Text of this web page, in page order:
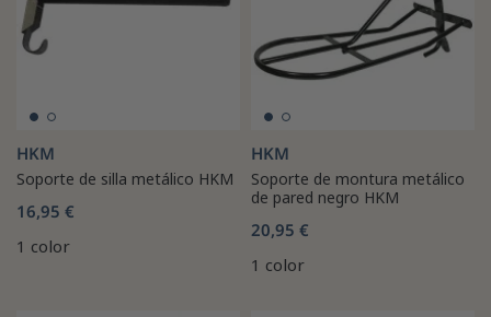
HKM
Soporte de silla metálico HKM
16,95 €
1 color
HKM
Soporte de montura metálico
de pared negro HKM
20,95 €
1 color